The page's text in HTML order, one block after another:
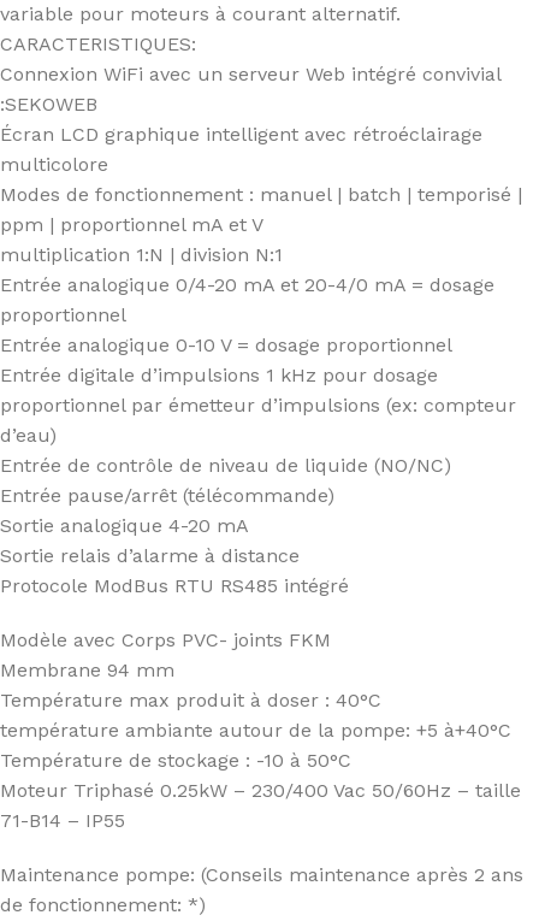
variable pour moteurs à courant alternatif.
CARACTERISTIQUES:
Connexion WiFi avec un serveur Web intégré convivial
:SEKOWEB
Écran LCD graphique intelligent avec rétroéclairage
multicolore
Modes de fonctionnement : manuel | batch | temporisé |
ppm | proportionnel mA et V
multiplication 1:N | division N:1
Entrée analogique 0/4-20 mA et 20-4/0 mA = dosage
proportionnel
Entrée analogique 0-10 V = dosage proportionnel
Entrée digitale d’impulsions 1 kHz pour dosage
proportionnel par émetteur d’impulsions (ex: compteur
d’eau)
Entrée de contrôle de niveau de liquide (NO/NC)
Entrée pause/arrêt (télécommande)
Sortie analogique 4-20 mA
Sortie relais d’alarme à distance
Protocole ModBus RTU RS485 intégré
Modèle avec Corps PVC- joints FKM
Membrane 94 mm
Température max produit à doser : 40°C
température ambiante autour de la pompe: +5 à+40°C
Température de stockage : -10 à 50°C
Moteur Triphasé 0.25kW – 230/400 Vac 50/60Hz – taille
71-B14 – IP55
Maintenance pompe: (Conseils maintenance après 2 ans
de fonctionnement: *)